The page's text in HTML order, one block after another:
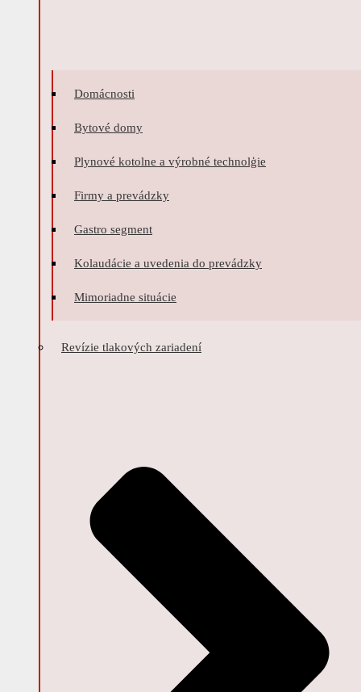
Domácnosti
Bytové domy
Plynové kotolne a výrobné technolģie
Firmy a prevádzky
Gastro segment
Kolaudácie a uvedenia do prevádzky
Mimoriadne situácie
Revízie tlakových zariadení